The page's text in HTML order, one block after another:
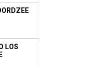
LOS